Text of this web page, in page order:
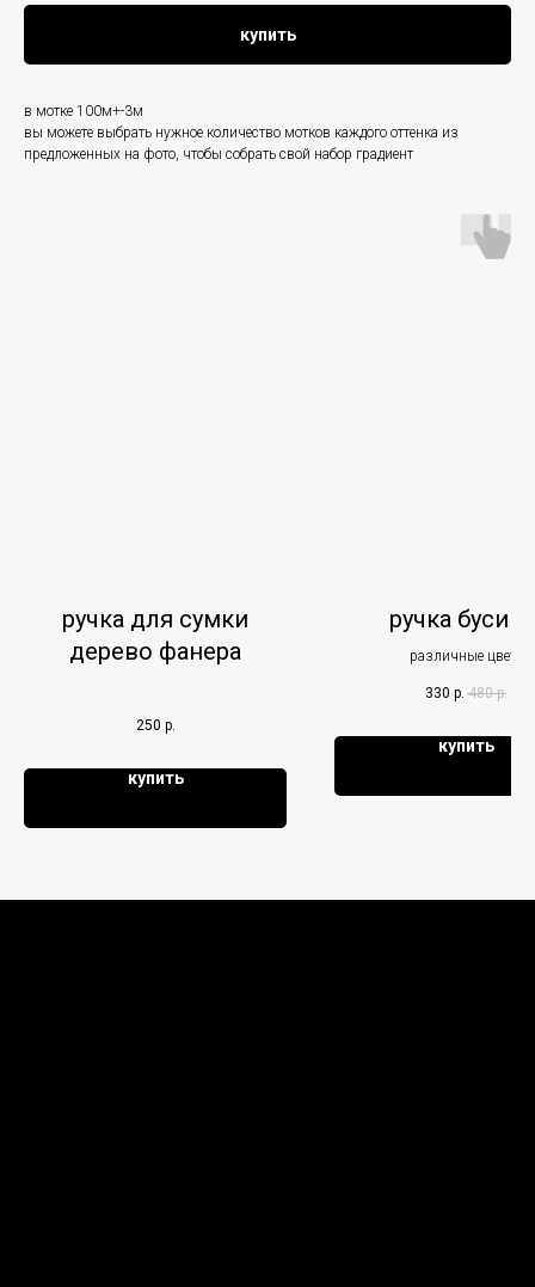
купить
в мотке 100м+-3м
вы можете выбрать нужное количество мотков каждого оттенка из
предложенных на фото, чтобы собрать свой набор градиент
ручка для сумки
дерево фанера
250 р.
купить
ручка
различные цвета
330 р. 480 р.
купить